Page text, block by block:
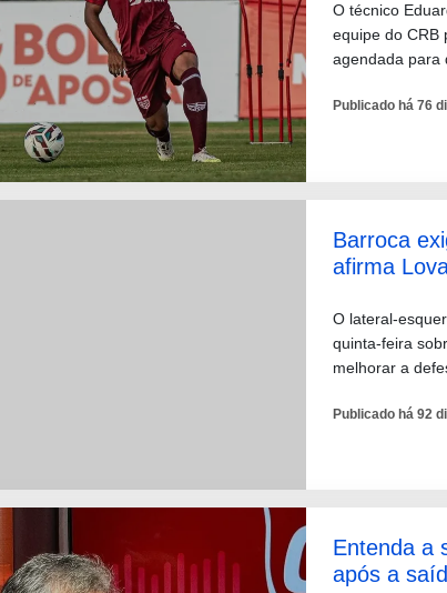
O técnico
equipe do CRB
agendada para
Publicado há 76
Barroca
afirma
O lateral-
quinta-feira
melhorar a
Publicado há 92
Entenda a
após a